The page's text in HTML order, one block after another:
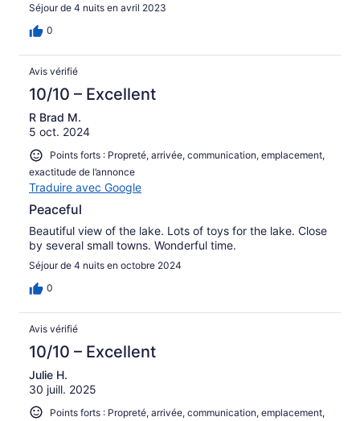
Séjour de 4 nuits en avril 2023
0
Avis vérifié
10/10 – Excellent
R Brad M.
5 oct. 2024
Points forts : Propreté, arrivée, communication, emplacement,
exactitude de l’annonce
Traduire avec Google
Peaceful
Beautiful view of the lake. Lots of toys for the lake. Close
by several small towns. Wonderful time.
Séjour de 4 nuits en octobre 2024
0
Avis vérifié
10/10 – Excellent
Julie H.
30 juill. 2025
Points forts : Propreté, arrivée, communication, emplacement,